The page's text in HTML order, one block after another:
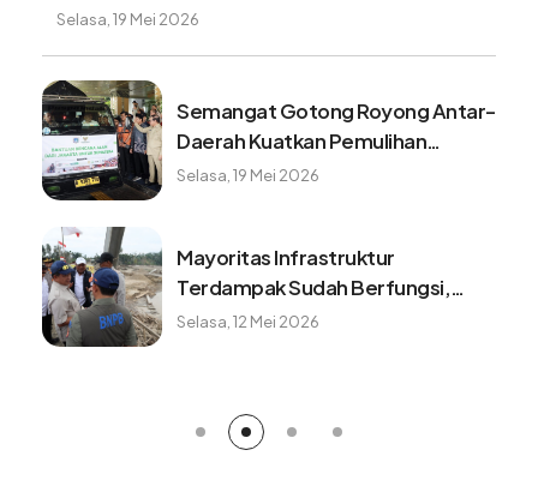
Selasa, 19 Mei 2026
Semangat Gotong Royong Antar-
Daerah Kuatkan Pemulihan
Pascabencana Sumatera
Selasa, 19 Mei 2026
Mayoritas Infrastruktur
Terdampak Sudah Berfungsi,
Konektivitas dan Logistik
Selasa, 12 Mei 2026